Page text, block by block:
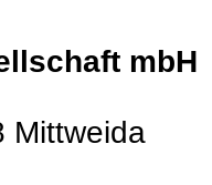
mbH
Mittweida